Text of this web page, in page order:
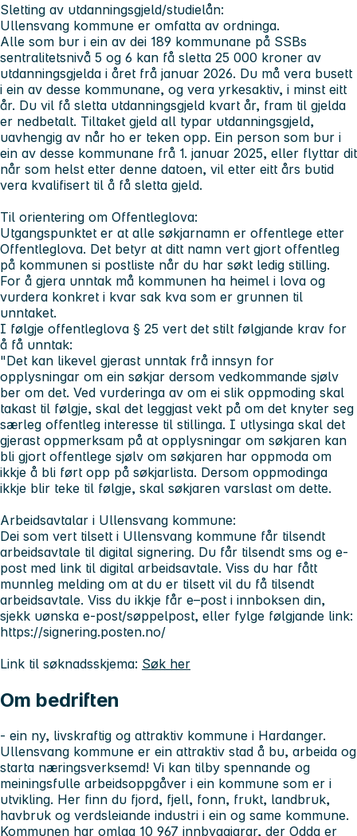
Sletting av utdanningsgjeld/studielån:
Ullensvang kommune er omfatta av ordninga.
Alle som bur i ein av dei 189 kommunane på SSBs
sentralitetsnivå 5 og 6 kan få sletta 25 000 kroner av
utdanningsgjelda i året frå januar 2026. Du må vera busett
i ein av desse kommunane, og vera yrkesaktiv, i minst eitt
år. Du vil få sletta utdanningsgjeld kvart år, fram til gjelda
er nedbetalt. Tiltaket gjeld all typar utdanningsgjeld,
uavhengig av når ho er teken opp. Ein person som bur i
ein av desse kommunane frå 1. januar 2025, eller flyttar dit
når som helst etter denne datoen, vil etter eitt års butid
vera kvalifisert til å få sletta gjeld.
Til orientering om Offentleglova:
Utgangspunktet er at alle søkjarnamn er offentlege etter
Offentleglova. Det betyr at ditt namn vert gjort offentleg
på kommunen si postliste når du har søkt ledig stilling.
For å gjera unntak må kommunen ha heimel i lova og
vurdera konkret i kvar sak kva som er grunnen til
unntaket.
I følgje offentleglova § 25 vert det stilt følgjande krav for
å få unntak:
"Det kan likevel gjerast unntak frå innsyn for
opplysningar om ein søkjar dersom vedkommande sjølv
ber om det. Ved vurderinga av om ei slik oppmoding skal
takast til følgje, skal det leggjast vekt på om det knyter seg
særleg offentleg interesse til stillinga. I utlysinga skal det
gjerast oppmerksam på at opplysningar om søkjaren kan
bli gjort offentlege sjølv om søkjaren har oppmoda om
ikkje å bli ført opp på søkjarlista. Dersom oppmodinga
ikkje blir teke til følgje, skal søkjaren varslast om dette.
Arbeidsavtalar i Ullensvang kommune:
Dei som vert tilsett i Ullensvang kommune får tilsendt
arbeidsavtale til digital signering. Du får tilsendt sms og e-
post med link til digital arbeidsavtale. Viss du har fått
munnleg melding om at du er tilsett vil du få tilsendt
arbeidsavtale. Viss du ikkje får e–post i innboksen din,
sjekk uønska e-post/søppelpost, eller fylge følgjande link:
https://signering.posten.no/
Link til søknadsskjema: Søk her
Om bedriften
- ein ny, livskraftig og attraktiv kommune i Hardanger.
Ullensvang kommune er ein attraktiv stad å bu, arbeida og
starta næringsverksemd! Vi kan tilby spennande og
meiningsfulle arbeidsoppgåver i ein kommune som er i
utvikling. Her finn du fjord, fjell, fonn, frukt, landbruk,
havbruk og verdsleiande industri i ein og same kommune.
Kommunen har omlag 10 967 innbyggjarar, der Odda er